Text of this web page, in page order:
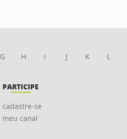
G H I J K L
PARTICIPE
cadastre-se
meu canal